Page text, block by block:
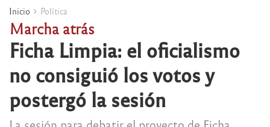
Inicio Política
Marcha atrás
Ficha Limpia: el oficialismo
no consiguió los votos y
postergó la sesión